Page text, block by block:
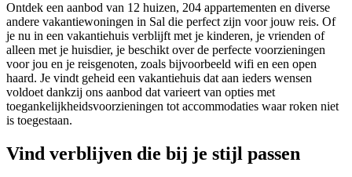
Ontdek een aanbod van 12 huizen, 204 appartementen en diverse
andere vakantiewoningen in Sal die perfect zijn voor jouw reis. Of
je nu in een vakantiehuis verblijft met je kinderen, je vrienden of
alleen met je huisdier, je beschikt over de perfecte voorzieningen
voor jou en je reisgenoten, zoals bijvoorbeeld wifi en een open
haard. Je vindt geheid een vakantiehuis dat aan ieders wensen
voldoet dankzij ons aanbod dat varieert van opties met
toegankelijkheidsvoorzieningen tot accommodaties waar roken niet
is toegestaan.
Vind verblijven die bij je stijl passen